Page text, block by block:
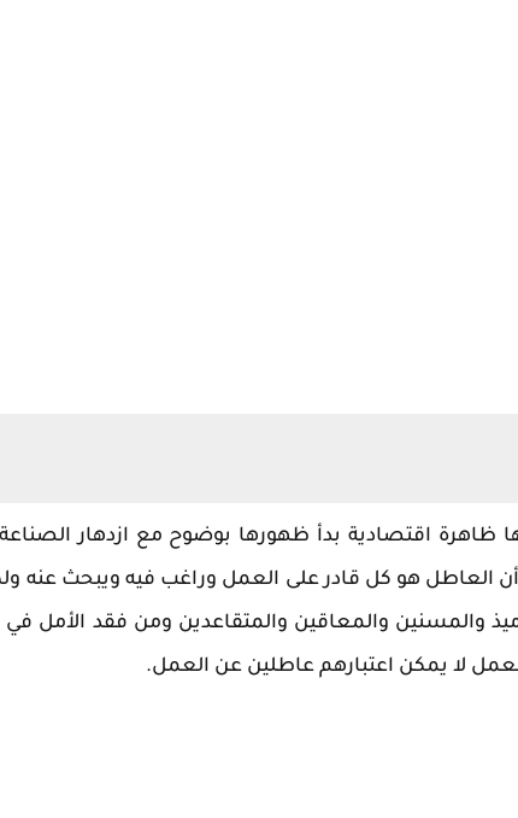
ظاهرة اقتصادية بدأ ظهورها بوضوح مع ازدهار
أن العاطل هو كل قادر على العمل وراغب فيه ويبحث
والمسنين والمعاقين والمتقاعدين ومن فقد الأمل
لا يمكن اعتبارهم عاطلين عن العمل.